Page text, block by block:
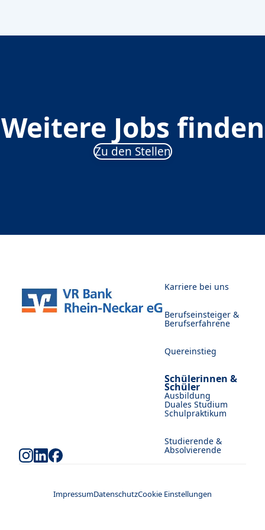
Weitere Jobs finden
Zu den Stellen
Karriere bei uns
Berufseinsteiger &
Berufserfahrene
Quereinstieg
Schülerinnen &
Schüler
Ausbildung
Duales Studium
Schulpraktikum
Studierende &
Absolvierende
ImpressumDatenschutzCookie Einstellungen